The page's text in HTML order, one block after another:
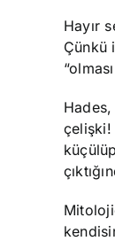
Hayır
Çünkü
çelişki!